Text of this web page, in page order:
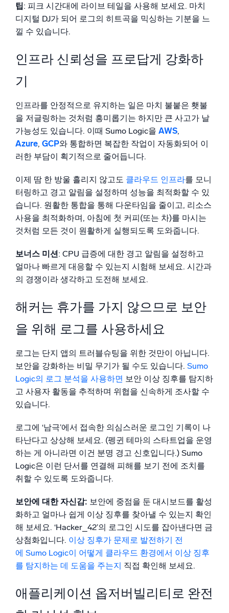
팁: 피크 시간대에 라이브 테일을 사용해 보세요. 마치
디지털 DJ가 되어 로그의 히트곡을 믹싱하는 기분을 느
낄 수 있습니다.
인프라 신뢰성을 프로답게 강화하
기
인프라를 안정적으로 유지하는 일은 마치 불붙은 횃불
을 저글링하는 것처럼 흥미롭기는 하지만 큰 사고가 날
가능성도 있습니다. 이때 Sumo Logic을 AWS,
Azure, GCP와 통합하면 복잡한 작업이 자동화되어 이
러한 부담이 획기적으로 줄어듭니다.
이제 땀 한 방울 흘리지 않고도 클라우드 인프라를 모니
터링하고 경고 알림을 설정하며 성능을 최적화할 수 있
습니다. 원활한 통합을 통해 다운타임을 줄이고, 리소스
사용을 최적화하며, 아침에 첫 커피(또는 차)를 마시는
것처럼 모든 것이 원활하게 실행되도록 도와줍니다.
보너스 미션: CPU 급증에 대한 경고 알림을 설정하고
얼마나 빠르게 대응할 수 있는지 시험해 보세요. 시간과
의 경쟁이라 생각하고 도전해 보세요.
해커는 휴가를 가지 않으므로 보안
을 위해 로그를 사용하세요
로그는 단지 앱의 트러블슈팅을 위한 것만이 아닙니다.
보안을 강화하는 비밀 무기가 될 수도 있습니다. Sumo
Logic의 로그 분석을 사용하면 보안 이상 징후를 탐지하
고 사용자 활동을 추적하며 위협을 신속하게 조사할 수
있습니다.
로그에 ‘남극’에서 접속한 의심스러운 로그인 기록이 나
타난다고 상상해 보세요. (펭귄 테마의 스타트업을 운영
하는 게 아니라면 이건 분명 경고 신호입니다.) Sumo
Logic은 이런 단서를 연결해 피해를 보기 전에 조치를
취할 수 있도록 도와줍니다.
보안에 대한 자신감: 보안에 중점을 둔 대시보드를 활성
화하고 얼마나 쉽게 이상 징후를 찾아낼 수 있는지 확인
해 보세요. ‘Hacker_42’의 로그인 시도를 잡아낸다면 금
상첨화입니다. 이상 징후가 문제로 발전하기 전
에 Sumo Logic이 어떻게 클라우드 환경에서 이상 징후
를 탐지하는 데 도움을 주는지 직접 확인해 보세요.
애플리케이션 옵저버빌리티로 완전